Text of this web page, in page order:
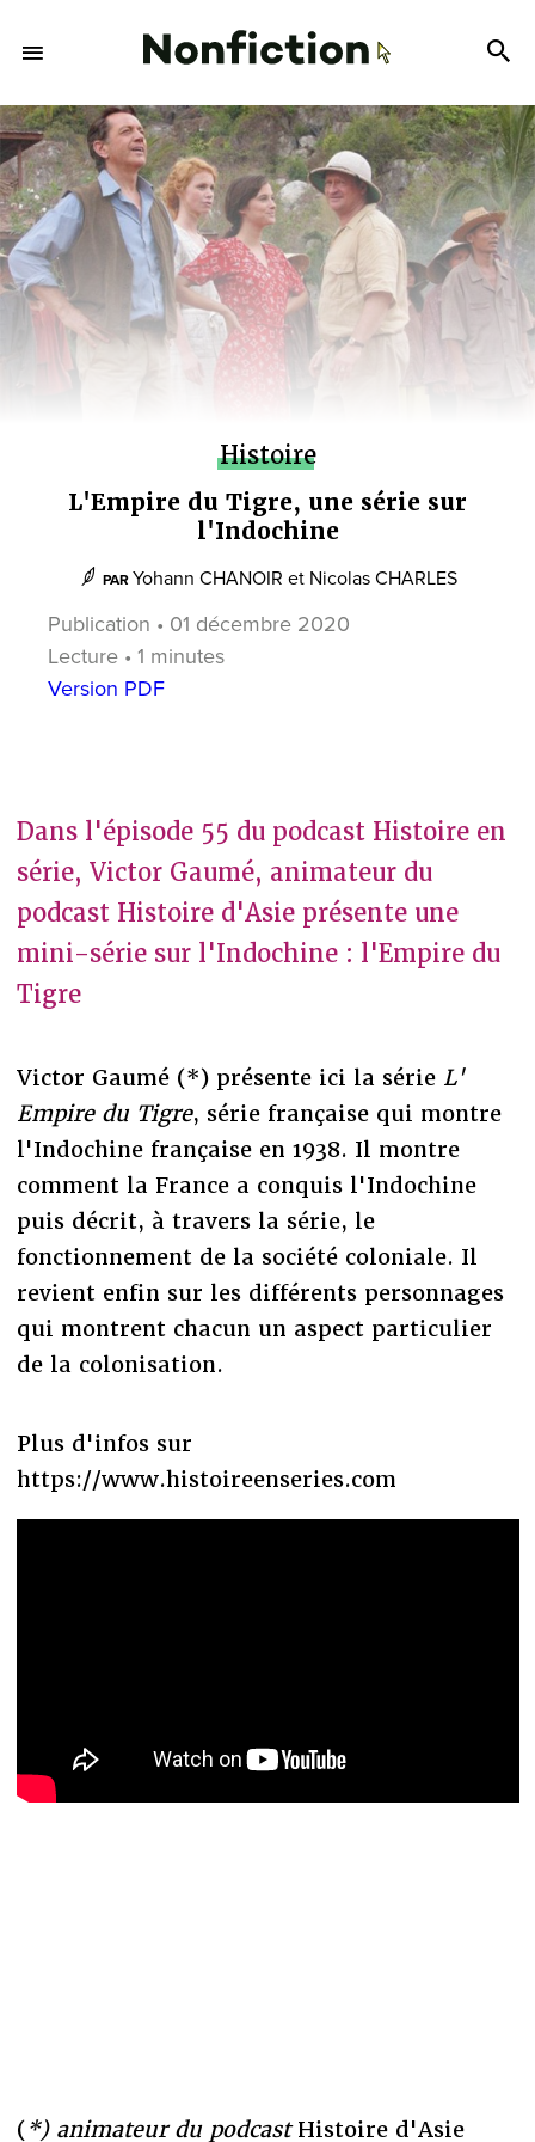
Histoire
L'Empire du Tigre, une série sur
l'Indochine
PAR Yohann CHANOIR et Nicolas CHARLES
Publication • 01 décembre 2020
Lecture • 1 minutes
Version PDF
Dans l'épisode 55 du podcast Histoire en
série, Victor Gaumé, animateur du
podcast Histoire d'Asie présente une
mini-série sur l'Indochine : l'Empire du
Tigre
Victor Gaumé (*) présente ici la série L'
Empire du Tigre, série française qui montre
l'Indochine française en 1938. Il montre
comment la France a conquis l'Indochine
puis décrit, à travers la série, le
fonctionnement de la société coloniale. Il
revient enfin sur les différents personnages
qui montrent chacun un aspect particulier
de la colonisation.
Plus d'infos sur
https://www.histoireenseries.com
(*) animateur du podcastHistoire d'Asie